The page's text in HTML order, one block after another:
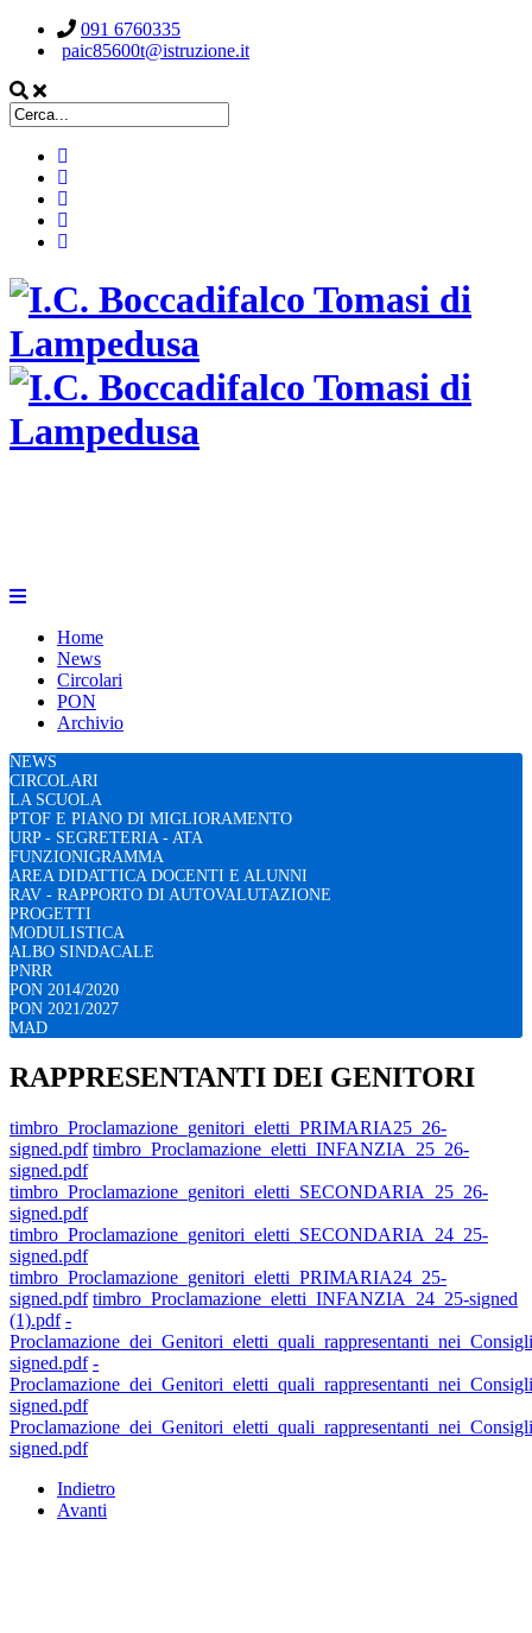
091 6760335
paic85600t@istruzione.it
Home
News
Circolari
PON
Archivio
NEWS
CIRCOLARI
LA SCUOLA
PTOF E PIANO DI MIGLIORAMENTO
URP - SEGRETERIA - ATA
FUNZIONIGRAMMA
AREA DIDATTICA DOCENTI E ALUNNI
RAV - RAPPORTO DI AUTOVALUTAZIONE
PROGETTI
MODULISTICA
ALBO SINDACALE
PNRR
PON 2014/2020
PON 2021/2027
MAD
RAPPRESENTANTI DEI GENITORI
timbro_Proclamazione_genitori_eletti_PRIMARIA25_26-
signed.pdf timbro_Proclamazione_eletti_INFANZIA_25_26-
signed.pdf
timbro_Proclamazione_genitori_eletti_SECONDARIA_25_26-
signed.pdf
timbro_Proclamazione_genitori_eletti_SECONDARIA_24_25-
signed.pdf
timbro_Proclamazione_genitori_eletti_PRIMARIA24_25-
signed.pdf timbro_Proclamazione_eletti_INFANZIA_24_25-signed
(1).pdf -
signed.pdf -
signed.pdf
signed.pdf
Indietro
Avanti